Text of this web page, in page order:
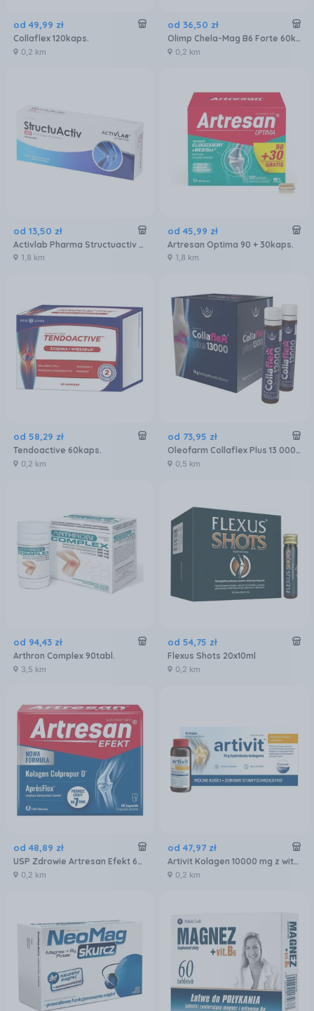
od 49,99 zł
Collaflex 120kaps.
0,2 km
od 36,50 zł
Olimp Chela-Mag B6 Forte 60kaps.
0,2 km
od 13,50 zł
Activlab Pharma Structuactiv 500 60kaps.
1,8 km
od 45,99 zł
Artresan Optima 90 + 30kaps.
1,8 km
od 58,29 zł
Tendoactive 60kaps.
0,2 km
od 73,95 zł
Oleofarm Collaflex Plus 13 000 20x25ml
0,5 km
od 94,43 zł
Arthron Complex 90tabl.
3,5 km
od 54,75 zł
Flexus Shots 20x10ml
0,2 km
od 48,89 zł
USP Zdrowie Artresan Efekt 60kaps. (5904569250416)
0,2 km
od 47,97 zł
Artivit Kolagen 10000 mg z witaminą C 15x25ml
0,2 km